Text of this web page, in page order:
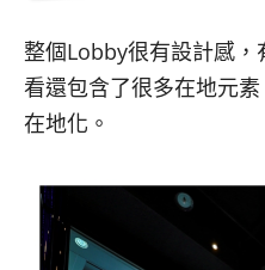
整個Lobby很有設計感，
看還包含了很多在地元
在地化。